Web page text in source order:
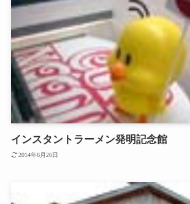
インスタントラーメン発明記念館
2014年6月26日